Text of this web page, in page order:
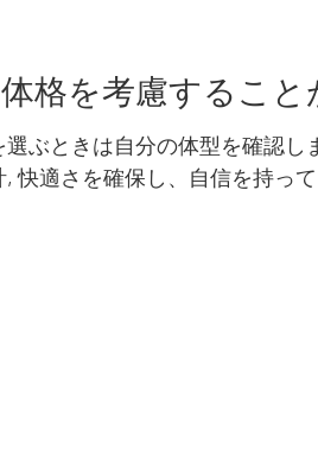
格を考慮するこ
選ぶときは自分の体型を確認し
, 快適さを確保し、自信を持っ